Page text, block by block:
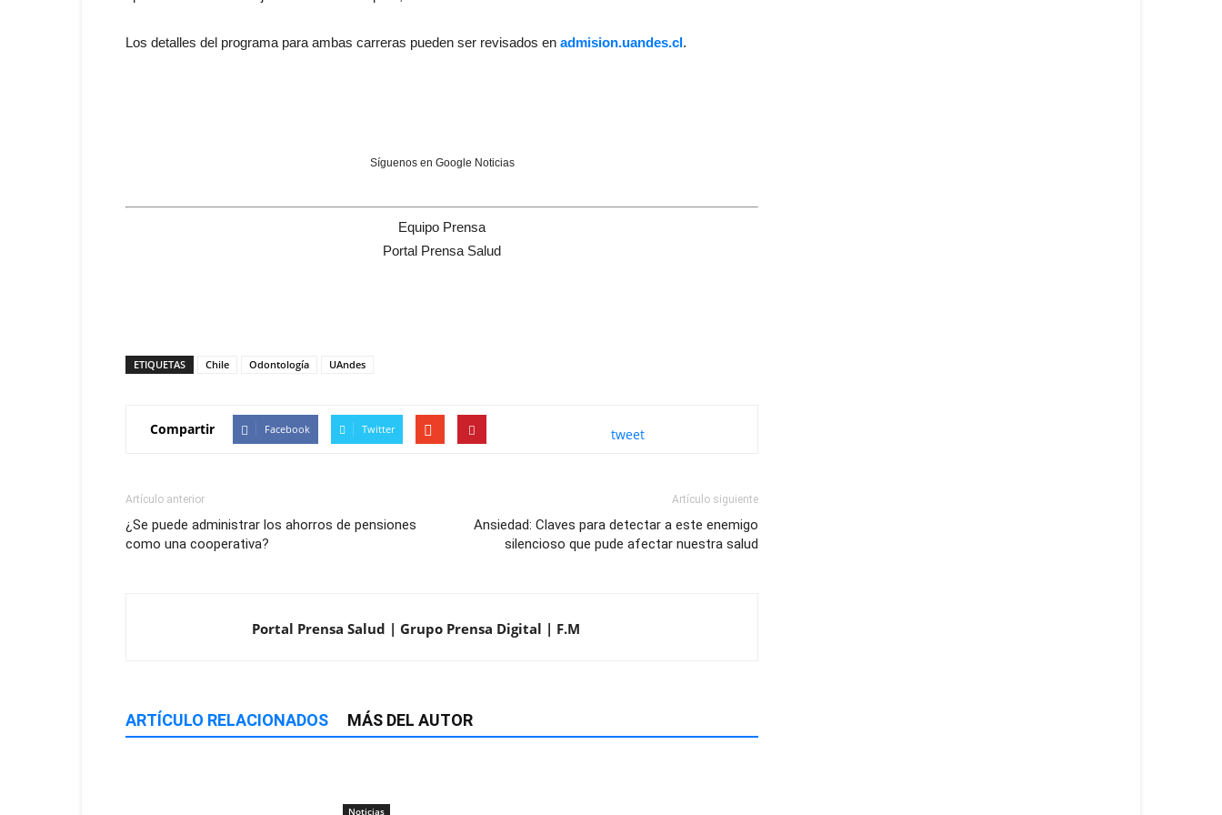
Los detalles del programa para ambas carreras pueden ser revisados en admision.uandes.cl.
Síguenos en Google Noticias
Equipo Prensa
Portal Prensa Salud
ETIQUETAS Chile Odontología UAndes
Compartir Facebook Twitter tweet
Artículo anterior
¿Se puede administrar los ahorros de pensiones
como una cooperativa?
Artículo siguiente
Ansiedad: Claves para detectar a este enemigo
silencioso que pude afectar nuestra salud
Portal Prensa Salud | Grupo Prensa Digital | F.M
ARTÍCULO RELACIONADOS MÁS DEL AUTOR
Noticias